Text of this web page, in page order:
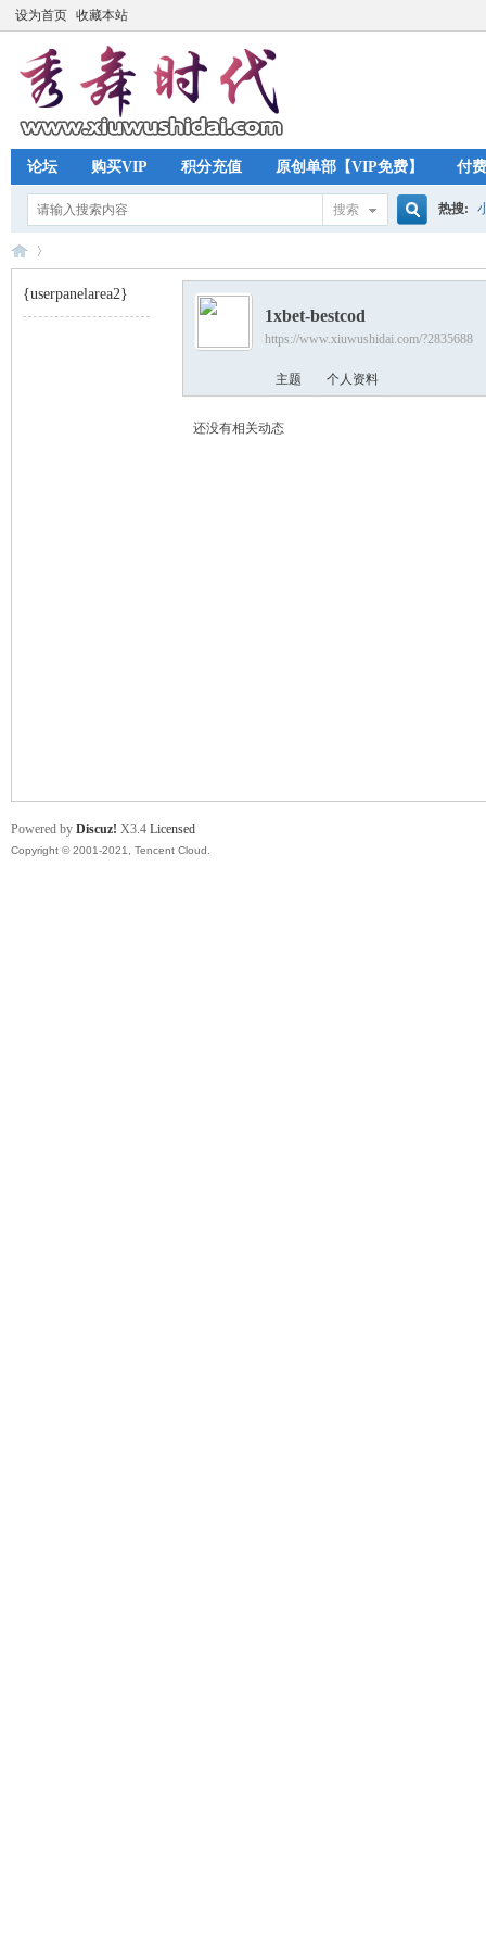
设为首页 收藏本站
论坛 购买VIP 积分充值 原创单部【VIP免费】 付
搜索
索
热搜:
{userpanelarea2}
1xbet-bestcod
https://www.xiuwushidai.com/?2835688
主题 个人资料
还没有相关动态
Powered by Discuz! X3.4 Licensed
Copyright © 2001-2021, Tencent Cloud.